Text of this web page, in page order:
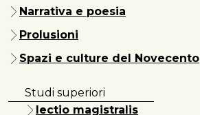
Narrativa e poesia
Prolusioni
Spazi e culture del Novecento
Studi superiori
lectio magistralis